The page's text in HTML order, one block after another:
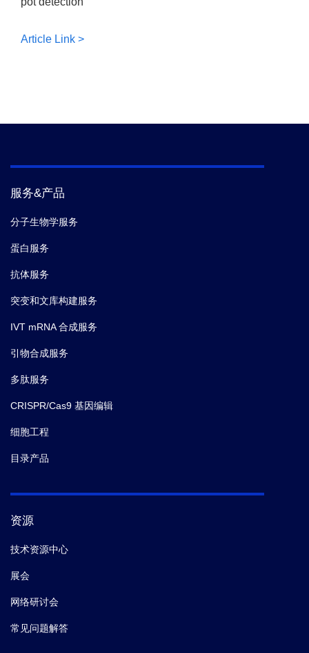
Article Link >
服务&产品
分子生物学服务
蛋白服务
抗体服务
突变和文库构建服务
IVT mRNA 合成服务
引物合成服务
多肽服务
CRISPR/Cas9 基因编辑
细胞工程
目录产品
资源
技术资源中心
展会
网络研讨会
常见问题解答